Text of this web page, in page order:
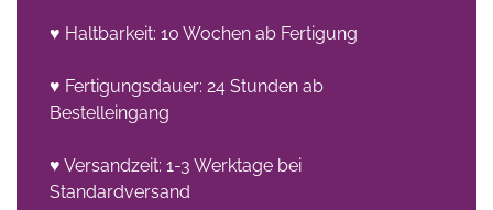
♥ Haltbarkeit: 10 Wochen ab Fertigung
♥ Fertigungsdauer: 24 Stunden ab
Bestelleingang
♥ Versandzeit: 1-3 Werktage bei
Standardversand